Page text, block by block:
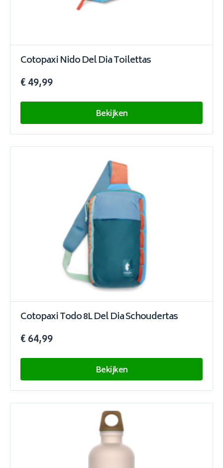
Cotopaxi Nido Del Dia Toilettas
€ 49,99
Bekijken
Cotopaxi Todo 8L Del Dia Schoudertas
€ 64,99
Bekijken